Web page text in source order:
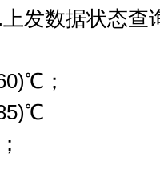
发数据状态查
；